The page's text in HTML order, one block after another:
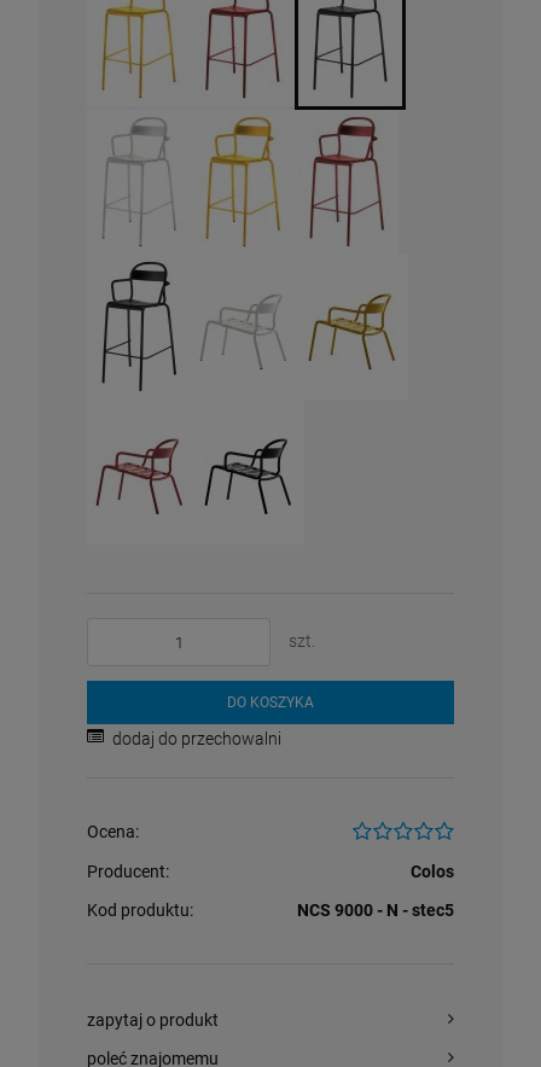
szt.
szt.
szt.
DO KOSZYKA
dodaj do przechowalni
Ocena:
Producent:
Colos
Kod produktu:
NCS 9000 - N - stec5
zapytaj o produkt
poleć znajomemu